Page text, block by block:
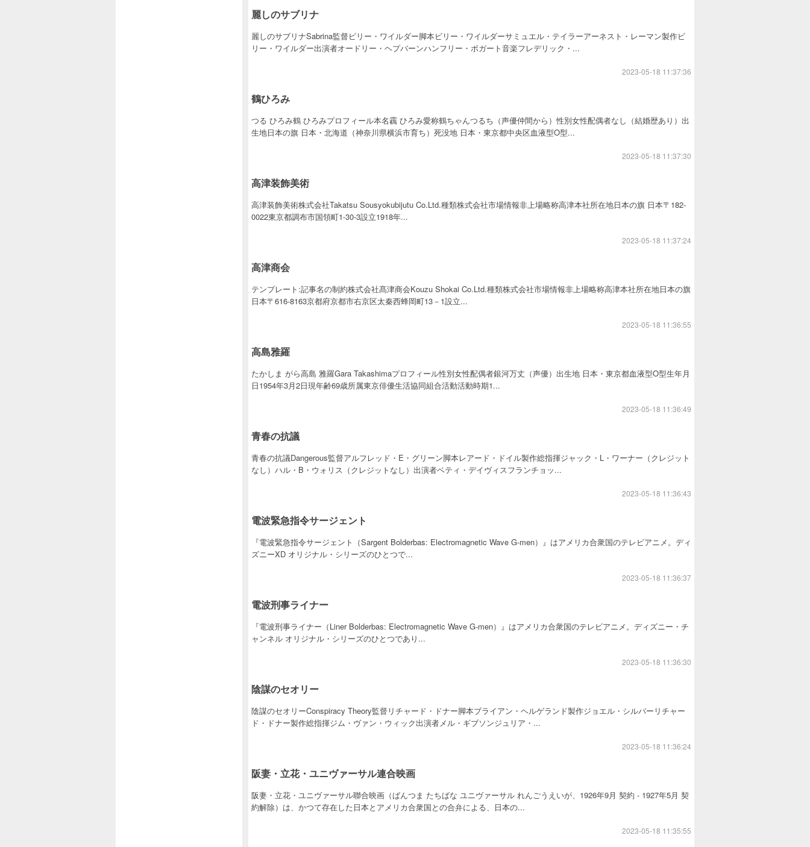
麗しのサブリナ
麗しのサブリナSabrina監督ビリー・ワイルダー脚本ビリー・ワイルダーサミュエル・テイラーアーネスト・レーマン製作ビ
リー・ワイルダー出演者オードリー・ヘプバーンハンフリー・ボガート音楽フレデリック・...
2023-05-18 11:37:36
鶴ひろみ
つる ひろみ鶴 ひろみプロフィール本名靏 ひろみ愛称鶴ちゃんつるち（声優仲間から）性別女性配偶者なし（結婚歴あり）出
生地日本の旗 日本・北海道（神奈川県横浜市育ち）死没地 日本・東京都中央区血液型O型...
2023-05-18 11:37:30
高津装飾美術
高津装飾美術株式会社Takatsu Sousyokubijutu Co.Ltd.種類株式会社市場情報非上場略称高津本社所在地日本の旗 日本〒182-
0022東京都調布市国領町1-30-3設立1918年...
2023-05-18 11:37:24
高津商会
テンプレート:記事名の制約株式会社髙津商会Kouzu Shokai Co.Ltd.種類株式会社市場情報非上場略称高津本社所在地日本の旗
日本〒616-8163京都府京都市右京区太秦西蜂岡町13－1設立...
2023-05-18 11:36:55
高島雅羅
たかしま がら高島 雅羅Gara Takashimaプロフィール性別女性配偶者銀河万丈（声優）出生地 日本・東京都血液型O型生年月
日1954年3月2日現年齢69歳所属東京俳優生活協同組合活動活動時期1...
2023-05-18 11:36:49
青春の抗議
青春の抗議Dangerous監督アルフレッド・E・グリーン脚本レアード・ドイル製作総指揮ジャック・L・ワーナー（クレジット
なし）ハル・B・ウォリス（クレジットなし）出演者ベティ・デイヴィスフランチョッ...
2023-05-18 11:36:43
電波緊急指令サージェント
『電波緊急指令サージェント（Sargent Bolderbas: Electromagnetic Wave G-men）』はアメリカ合衆国のテレビアニメ。ディ
ズニーXD オリジナル・シリーズのひとつで...
2023-05-18 11:36:37
電波刑事ライナー
『電波刑事ライナー（Liner Bolderbas: Electromagnetic Wave G-men）』はアメリカ合衆国のテレビアニメ。ディズニー・チ
ャンネル オリジナル・シリーズのひとつであり...
2023-05-18 11:36:30
陰謀のセオリー
陰謀のセオリーConspiracy Theory監督リチャード・ドナー脚本ブライアン・ヘルゲランド製作ジョエル・シルバーリチャー
ド・ドナー製作総指揮ジム・ヴァン・ウィック出演者メル・ギブソンジュリア・...
2023-05-18 11:36:24
阪妻・立花・ユニヴァーサル連合映画
阪妻・立花・ユニヴァーサル聯合映画（ばんつま たちばな ユニヴァーサル れんごうえいが、1926年9月 契約 - 1927年5月 契
約解除）は、かつて存在した日本とアメリカ合衆国との合弁による、日本の...
2023-05-18 11:35:55